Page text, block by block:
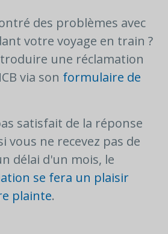
des problèmes avec
votre voyage en train ?
une réclamation
via son formulaire de
satisfait de la réponse
vous ne recevez pas de
délai d'un mois, le
se fera un plaisir
plainte.